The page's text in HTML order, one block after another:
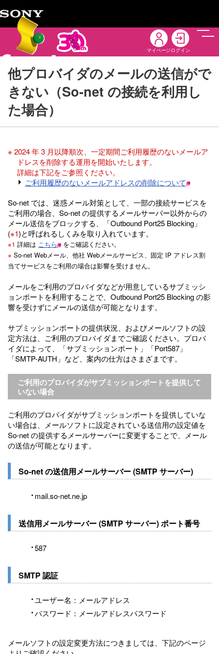
マイページ ログイン
メニ
他プロバイダのメールの送信がで
きない（So-net の接続を利用し
た場合）
※ 2024 年 3 月以降順次、一定期間ご利用履歴のないメールア
ドレスを削除する運用を開始いたします。
詳細は下記をご参照ください。
ご利用履歴のないメールアドレスの削除について
So-net では、迷惑メール対策として、一部の接続サービスを
ご利用の場合、So-net の提供するメールサーバー以外からの
メール送信をブロックする、「Outbound Port25 Blocking」
(※1)と呼ばれるしくみを取り入れています。
※1 詳細は こちら
をご確認ください。
※ So-net Webメール、他社 Webメールサービス、固定 IP アドレス割
当てサービスをご利用の場合は影響を受けません。
メールをご利用のプロバイダなどが用意しているサブミッシ
ョンポートを利用することで、Outbound Port25 Blocking の影
響を受けずにメールの送信が可能となります。
サブミッションポートの提供状況、およびメールソフトの設
定方法は、ご利用のプロバイダまでご確認ください。プロバ
イダによって、「サブミッションポート」「Port587」
「SMTP-AUTH」など、案内の仕方はさまざまです。
ご利用のプロバイダがサブミッションポートを提供して
いない場合
ご利用のプロバイダがサブミッションポートを提供していな
い場合は、メールソフトに設定されている送信用の設定値を
So-net の提供するメールサーバーに変更することで、メール
の送信が可能となります。
So-net の送信用メールサーバー (SMTP サーバー)
mail.so-net.ne.jp
送信用メールサーバー (SMTP サーバー) ポート番号
587
SMTP 認証
ユーザー名：メールアドレス
パスワード：メールアドレスパスワード
メールソフトの設定変更方法につきましては、下記のページ